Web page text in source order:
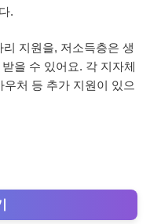
.
지원을, 저소득층은 생
을 수 있어요. 각 지자체
처 등 추가 지원이 있으